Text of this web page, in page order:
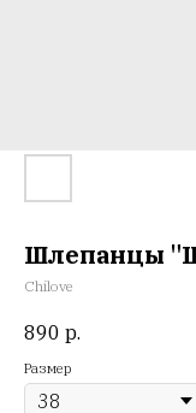
Шлепанцы
Chilove
890 р.
Размер